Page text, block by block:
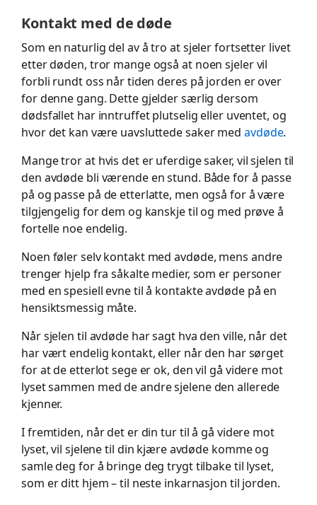
Kontakt med de døde
Som en naturlig del av å tro at sjeler fortsetter livet
etter døden, tror mange også at noen sjeler vil
forbli rundt oss når tiden deres på jorden er over
for denne gang. Dette gjelder særlig dersom
dødsfallet har inntruffet plutselig eller uventet, og
hvor det kan være uavsluttede saker med avdøde.
Mange tror at hvis det er uferdige saker, vil sjelen til
den avdøde bli værende en stund. Både for å passe
på og passe på de etterlatte, men også for å være
tilgjengelig for dem og kanskje til og med prøve å
fortelle noe endelig.
Noen føler selv kontakt med avdøde, mens andre
trenger hjelp fra såkalte medier, som er personer
med en spesiell evne til å kontakte avdøde på en
hensiktsmessig måte.
Når sjelen til avdøde har sagt hva den ville, når det
har vært endelig kontakt, eller når den har sørget
for at de etterlot sege er ok, den vil gå videre mot
lyset sammen med de andre sjelene den allerede
kjenner.
I fremtiden, når det er din tur til å gå videre mot
lyset, vil sjelene til din kjære avdøde komme og
samle deg for å bringe deg trygt tilbake til lyset,
som er ditt hjem – til neste inkarnasjon til jorden.